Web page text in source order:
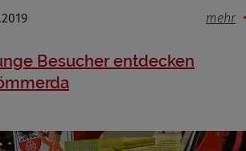
mehr
Besucher entdecken